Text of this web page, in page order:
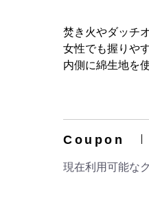
焚き火やダッチ
女性でも握りや
内側に綿生地を
Coupon
現在利用可能な